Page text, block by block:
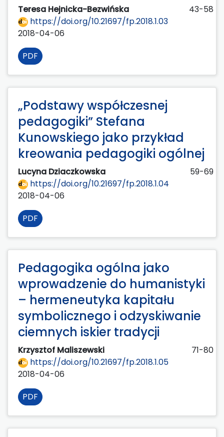
Teresa Hejnicka-Bezwińska
43-58
https://doi.org/10.21697/fp.2018.1.03
2018-04-06
PDF
„Podstawy współczesnej
pedagogiki” Stefana
Kunowskiego jako przykład
kreowania pedagogiki ogólnej
Lucyna Dziaczkowska
59-69
https://doi.org/10.21697/fp.2018.1.04
2018-04-06
PDF
Pedagogika ogólna jako
wprowadzenie do humanistyki
– hermeneutyka kapitału
symbolicznego i odzyskiwanie
ciemnych iskier tradycji
Krzysztof Maliszewski
71-80
https://doi.org/10.21697/fp.2018.1.05
2018-04-06
PDF